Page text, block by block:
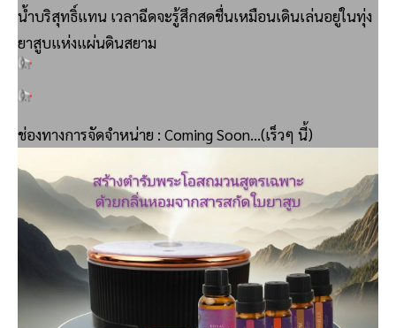
น้ำบริสุทธิ์แทน เวลาฉีดจะรู้สึกสดชื่นเหมือนเดินเล่นอยู่ในทุ่ง
ยาสูบแห่งแผ่นดินสยาม
ช่องทางการจัดจำหน่าย : Coming Soon…(เร็วๆ นี้)